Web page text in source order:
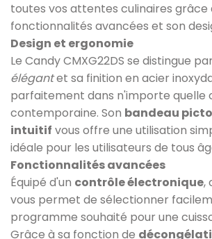
toutes vos attentes culinaires grâce
fonctionnalités avancées et son
Design et ergonomie
Le Candy CMXG22DS se distingue
élégantet sa finition en acier
parfaitement dans n'importe quelle
contemporaine. Son bandeau
intuitif vous offre une utilisation
idéale pour les utilisateurs de tous
Fonctionnalités avancées
Équipé d'un contrôle électronique,
vous permet de sélectionner
programme souhaité pour une
Grâce à sa fonction de